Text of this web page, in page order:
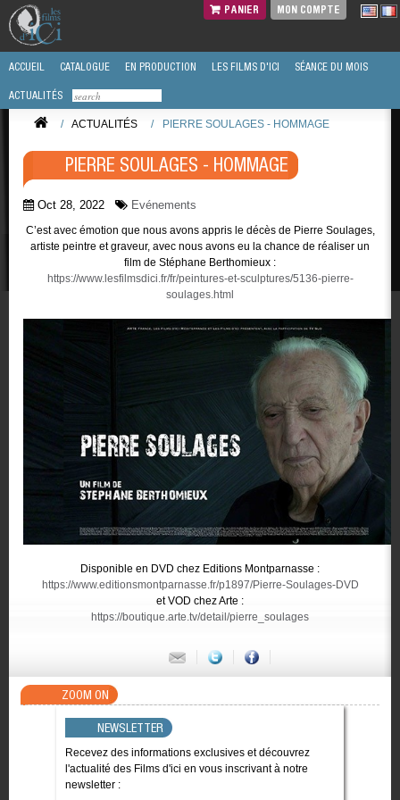
PANIER MON COMPTE
ACCUEIL CATALOGUE EN PRODUCTION LES FILMS D'ICI SÉANCE DU MOIS
ACTUALITÉS
/ ACTUALITÉS / PIERRE SOULAGES - HOMMAGE
PIERRE SOULAGES - HOMMAGE
Oct 28, 2022 Evénements
C’est avec émotion que nous avons appris le décès de Pierre Soulages,
artiste peintre et graveur, avec nous avons eu la chance de réaliser un
film de Stéphane Berthomieux :
https://www.lesfilmsdici.fr/fr/peintures-et-sculptures/5136-pierre-
soulages.html
Disponible en DVD chez Editions Montparnasse :
https://www.editionsmontparnasse.fr/p1897/Pierre-Soulages-DVD
et VOD chez Arte :
https://boutique.arte.tv/detail/pierre_soulages
ZOOM ON
NEWSLETTER
Recevez des informations exclusives et découvrez
l'actualité des Films d'ici en vous inscrivant à notre
newsletter :